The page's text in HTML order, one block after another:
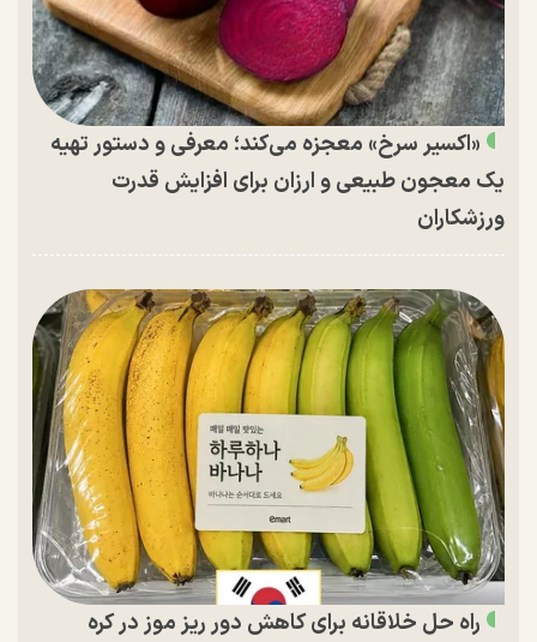
«اکسیر سرخ» معجزه می‌کند؛ معرفی و دستور تهیه
یک معجون طبیعی و ارزان برای افزایش قدرت
ورزشکاران
راه حل خلاقانه برای کاهش دور ریز موز در کره